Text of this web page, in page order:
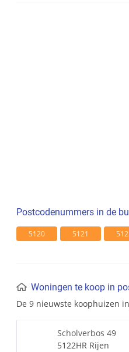
Postcodenummers in de
5120 5121
Woningen te koop in
De 9 nieuwste koophuizen in
Scholverbos 49
5122HR Rijen